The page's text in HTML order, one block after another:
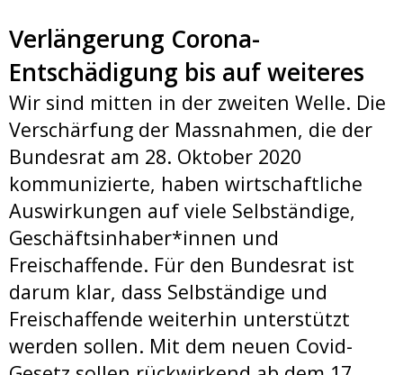
Verlängerung Corona-
Entschädigung bis auf weiteres
Wir sind mitten in der zweiten Welle. Die
Verschärfung der Massnahmen, die der
Bundesrat am 28. Oktober 2020
kommunizierte, haben wirtschaftliche
Auswirkungen auf viele Selbständige,
Geschäftsinhaber*innen und
Freischaffende. Für den Bundesrat ist
darum klar, dass Selbständige und
Freischaffende weiterhin unterstützt
werden sollen. Mit dem neuen Covid-